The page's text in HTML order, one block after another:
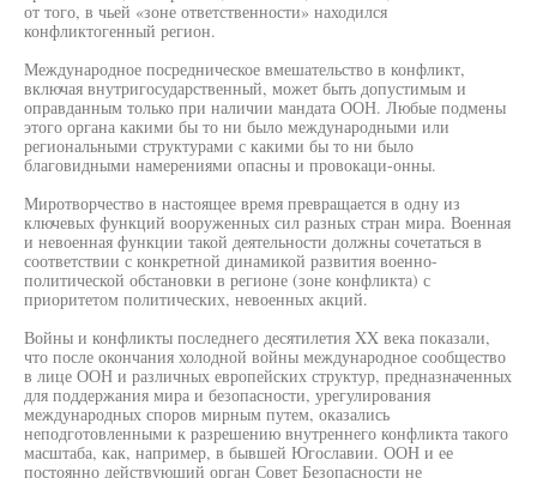
от того, в чьей «зоне ответственности» находился
конфликтогенный регион.
Международное посредническое вмешательство в конфликт,
включая внутригосударственный, может быть допустимым и
оправданным только при наличии мандата ООН. Любые подмены
этого органа какими бы то ни было международными или
региональными структурами с какими бы то ни было
благовидными намерениями опасны и провокаци-онны.
Миротворчество в настоящее время превращается в одну из
ключевых функций вооруженных сил разных стран мира. Военная
и невоенная функции такой деятельности должны сочетаться в
соответствии с конкретной динамикой развития военно-
политической обстановки в регионе (зоне конфликта) с
приоритетом политических, невоенных акций.
Войны и конфликты последнего десятилетия XX века показали,
что после окончания холодной войны международное сообщество
в лице ООН и различных европейских структур, предназначенных
для поддержания мира и безопасности, урегулирования
международных споров мирным путем, оказались
неподготовленными к разрешению внутреннего конфликта такого
масштаба, как, например, в бывшей Югославии. ООН и ее
постоянно действующий орган Совет Безопасности не